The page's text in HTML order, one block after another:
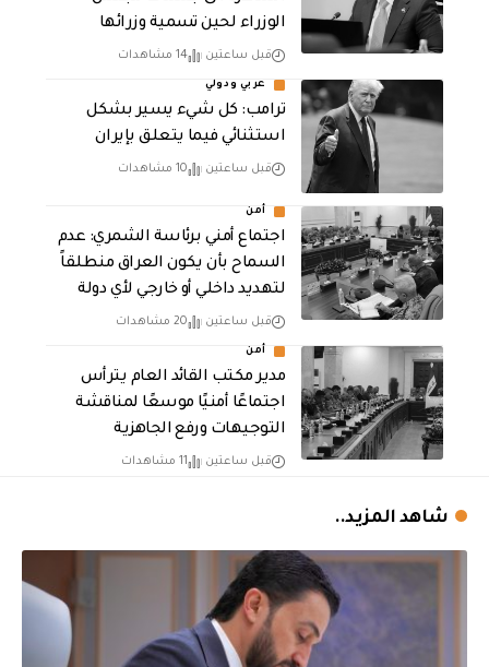
الوزراء لحين تسمية وزرائها
قبل ساعتين 14 مشاهدات
عربي ودولي
ترامب: كل شيء يسير بشكل
استثنائي فيما يتعلق بإيران
قبل ساعتين 10 مشاهدات
أمن
اجتماع أمني برئاسة الشمري: عدم
السماح بأن يكون العراق منطلقاً
لتهديد داخلي أو خارجي لأي دولة
قبل ساعتين 20 مشاهدات
أمن
مدير مكتب القائد العام يترأس
اجتماعًا أمنيًا موسعًا لمناقشة
التوجيهات ورفع الجاهزية
قبل ساعتين 11 مشاهدات
شاهد المزيد..